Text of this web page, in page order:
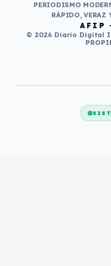
PERIODISMO
RÁPIDO, VERAZ
AFIP
© 2026 Diario Digital